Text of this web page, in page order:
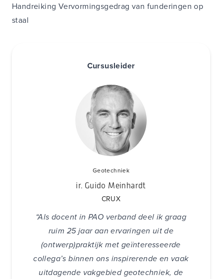
Handreiking Vervormingsgedrag van funderingen op
staal
Cursusleider
Geotechniek
ir. Guido Meinhardt
CRUX
“Als docent in PAO verband deel ik graag
ruim 25 jaar aan ervaringen uit de
(ontwerp)praktijk met geïnteresseerde
collega’s binnen ons inspirerende en vaak
uitdagende vakgebied geotechniek, de